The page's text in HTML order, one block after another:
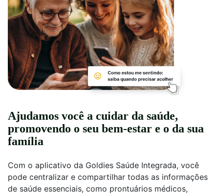
Ajudamos você a cuidar da saúde,
promovendo o seu bem-estar e o da sua
família
Com o aplicativo da Goldies Saúde Integrada, você
pode centralizar e compartilhar todas as informações
de saúde essenciais, como prontuários médicos,